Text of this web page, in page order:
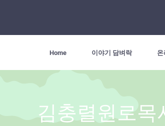
Home 이야기 담벼락
김충렬원로목